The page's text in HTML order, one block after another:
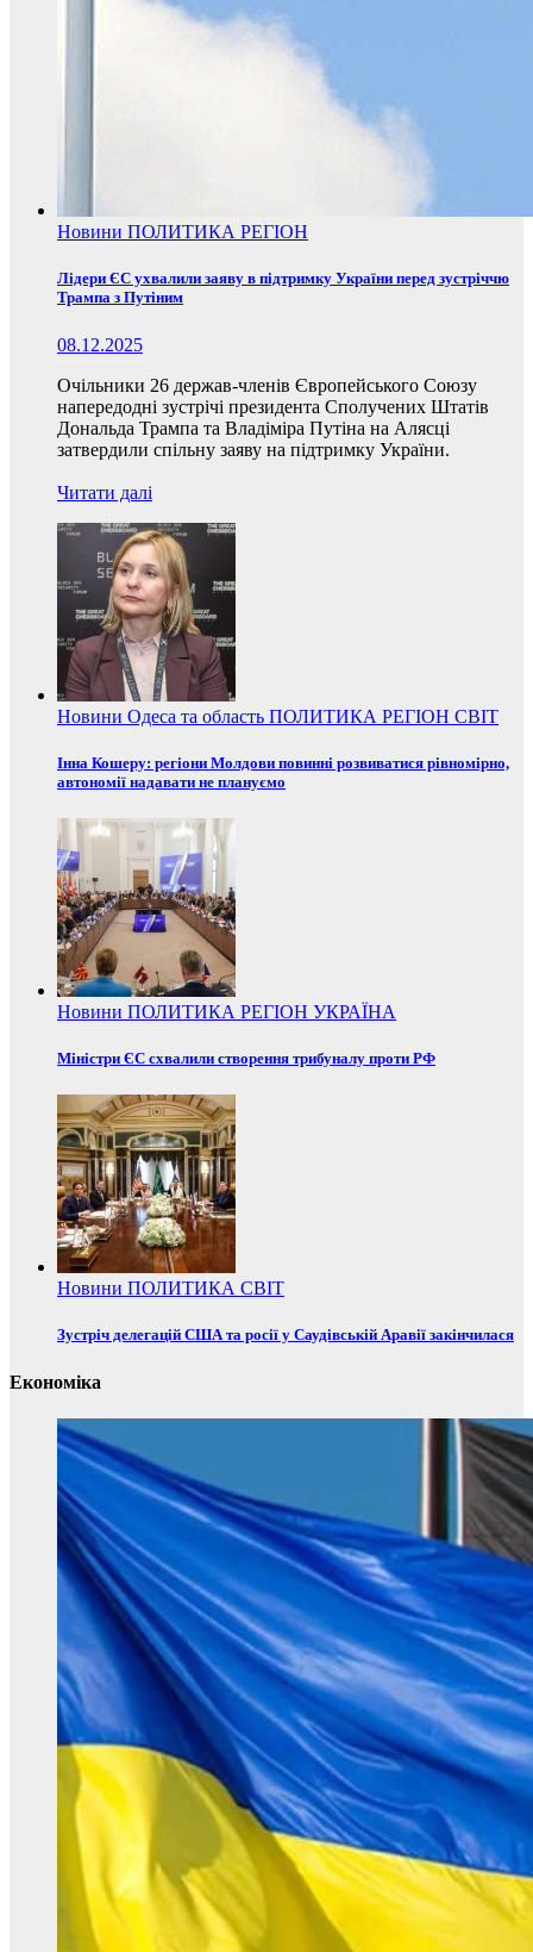
Новини ПОЛИТИКА РЕГІОН
Лідери ЄС ухвалили заяву в підтримку України перед зустріччю
Трампа з Путіним
08.12.2025
Очільники 26 держав-членів Європейського Союзу
напередодні зустрічі президента Сполучених Штатів
Дональда Трампа та Владіміра Путіна на Алясці
затвердили спільну заяву на підтримку України.
Читати далі
Новини Одеса та область ПОЛИТИКА РЕГІОН СВІТ
Інна Кошеру: регіони Молдови повинні розвиватися рівномірно,
автономії надавати не плануємо
Новини ПОЛИТИКА РЕГІОН УКРАЇНА
Міністри ЄС схвалили створення трибуналу проти РФ
Новини ПОЛИТИКА СВІТ
Зустріч делегацій США та росії у Саудівській Аравії закінчилася
Економіка